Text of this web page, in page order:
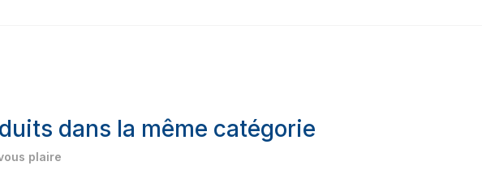
dans la même catégorie
plaire